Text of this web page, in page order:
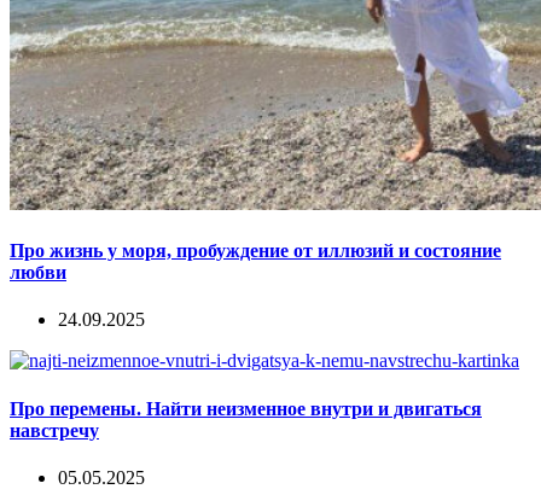
Про жизнь у моря, пробуждение от иллюзий и состояние
любви
24.09.2025
Про перемены. Найти неизменное внутри и двигаться
навстречу
05.05.2025